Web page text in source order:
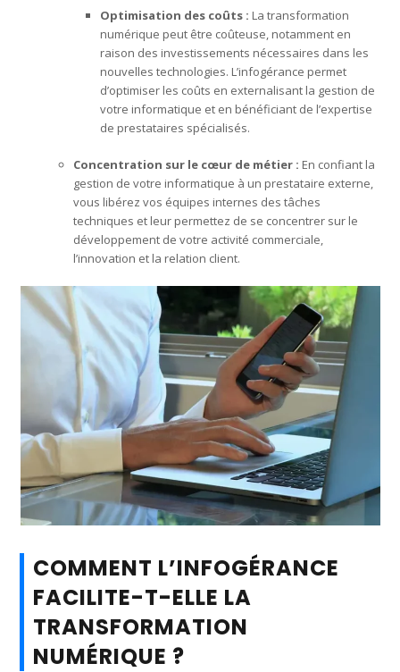
Optimisation des coûts : La transformation
numérique peut être coûteuse, notamment en
raison des investissements nécessaires dans les
nouvelles technologies. L’infogérance permet
d’optimiser les coûts en externalisant la gestion de
votre informatique et en bénéficiant de l’expertise
de prestataires spécialisés.
Concentration sur le cœur de métier : En confiant la
gestion de votre informatique à un prestataire externe,
vous libérez vos équipes internes des tâches
techniques et leur permettez de se concentrer sur le
développement de votre activité commerciale,
l’innovation et la relation client.
COMMENT L’INFOGÉRANCE
FACILITE-T-ELLE LA
TRANSFORMATION
NUMÉRIQUE ?